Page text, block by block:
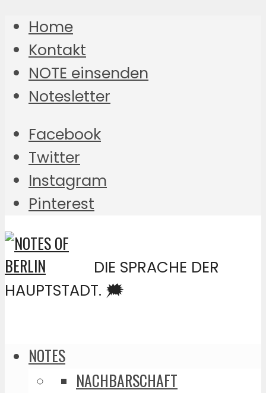
Home
Kontakt
NOTE einsenden
Notesletter
Facebook
Twitter
Instagram
Pinterest
DIE SPRACHE DER
HAUPTSTADT. 🗯️
NOTES
NACHBARSCHAFT